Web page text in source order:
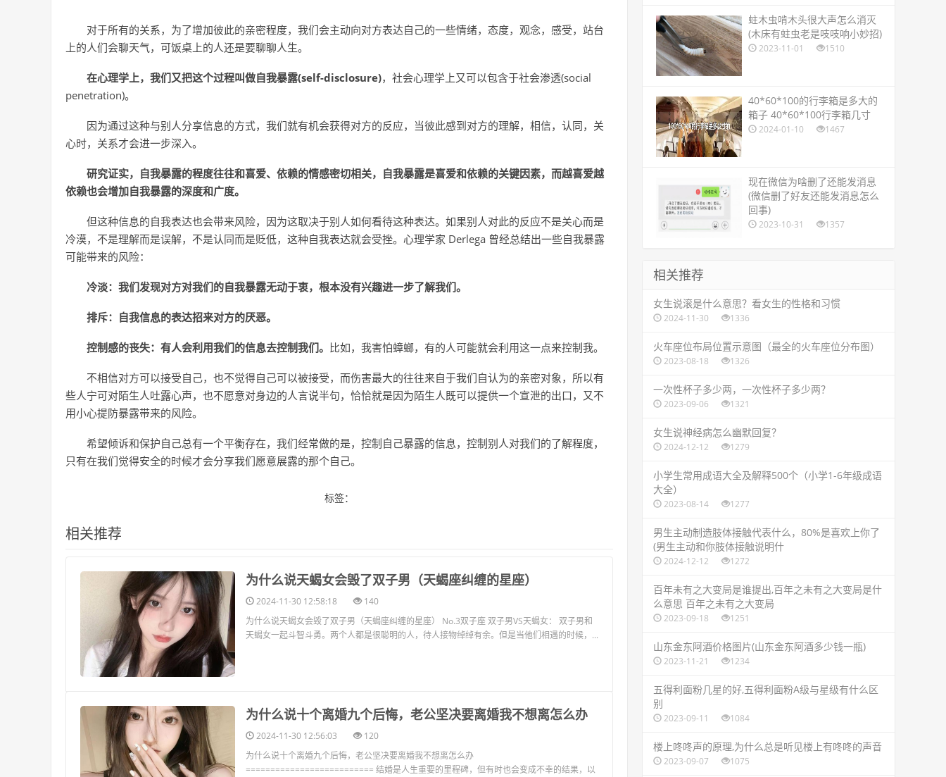
对于所有的关系，为了增加彼此的亲密程度，我们会主动向对方表达自己的一些情绪，态度，观念，感受，站台
上的人们会聊天气，可饭桌上的人还是要聊聊人生。
在心理学上，我们又把这个过程叫做自我暴露(self-disclosure)，社会心理学上又可以包含于社会渗透(social
penetration)。
因为通过这种与别人分享信息的方式，我们就有机会获得对方的反应，当彼此感到对方的理解，相信，认同，关
心时，关系才会进一步深入。
研究证实，自我暴露的程度往往和喜爱、依赖的情感密切相关，自我暴露是喜爱和依赖的关键因素，而越喜爱越
依赖也会增加自我暴露的深度和广度。
但这种信息的自我表达也会带来风险，因为这取决于别人如何看待这种表达。如果别人对此的反应不是关心而是
冷漠，不是理解而是误解，不是认同而是贬低，这种自我表达就会受挫。心理学家 Derlega 曾经总结出一些自我暴露
可能带来的风险：
冷淡：我们发现对方对我们的自我暴露无动于衷，根本没有兴趣进一步了解我们。
排斥：自我信息的表达招来对方的厌恶。
控制感的丧失：有人会利用我们的信息去控制我们。 比如，我害怕蟑螂，有的人可能就会利用这一点来控制我。
不相信对方可以接受自己，也不觉得自己可以被接受，而伤害最大的往往来自于我们自认为的亲密对象，所以有
些人宁可对陌生人吐露心声，也不愿意对身边的人言说半句，恰恰就是因为陌生人既可以提供一个宣泄的出口，又不
用小心提防暴露带来的风险。
希望倾诉和保护自己总有一个平衡存在，我们经常做的是，控制自己暴露的信息，控制别人对我们的了解程度，
只有在我们觉得安全的时候才会分享我们愿意展露的那个自己。
标签：
相关推荐
​为什么说天蝎女会毁了双子男（天蝎座纠缠的星座）
2024-11-30 12:58:18
140
为什么说天蝎女会毁了双子男（天蝎座纠缠的星座） No.3双子座 双子男VS天蝎女： 双子男和
天蝎女一起斗智斗勇。两个人都是很聪明的人，待人接物绰绰有余。但是当他们相遇的时候，...
​为什么说十个离婚九个后悔，老公坚决要离婚我不想离怎么办
2024-11-30 12:56:03
120
为什么说十个离婚九个后悔，老公坚决要离婚我不想离怎么办
========================== 结婚是人生重要的里程碑，但有时也会变成不幸的结果，以
​蛀木虫啃木头很大声怎么消灭
(木床有蛀虫老是吱吱响小妙招)
2023-11-01 1510
​40*60*100的行李箱是多大的
箱子 40*60*100行李箱几寸
2024-01-10 1467
​现在微信为啥删了还能发消息
(微信删了好友还能发消息怎么
回事)
2023-10-31 1357
相关推荐
​女生说滚是什么意思？看女生的性格和习惯
2024-11-30 1336
​火车座位布局位置示意图（最全的火车座位分布图）
2023-08-18 1326
​一次性杯子多少两，一次性杯子多少两？
2023-09-06 1321
​女生说神经病怎么幽默回复？
2024-12-12 1279
​小学生常用成语大全及解释500个（小学1-6年级成语
大全）
2023-08-14 1277
​男生主动制造肢体接触代表什么，80%是喜欢上你了
(男生主动和你肢体接触说明什
2024-12-12 1272
​百年未有之大变局是谁提出,百年之未有之大变局是什
么意思 百年之未有之大变局
2023-09-18 1251
​山东金东阿酒价格图片(山东金东阿酒多少钱一瓶)
2023-11-21 1234
​五得利面粉几星的好,五得利面粉A级与星级有什么区
别
2023-09-11 1084
​楼上咚咚声的原理,为什么总是听见楼上有咚咚的声音
2023-09-07 1075